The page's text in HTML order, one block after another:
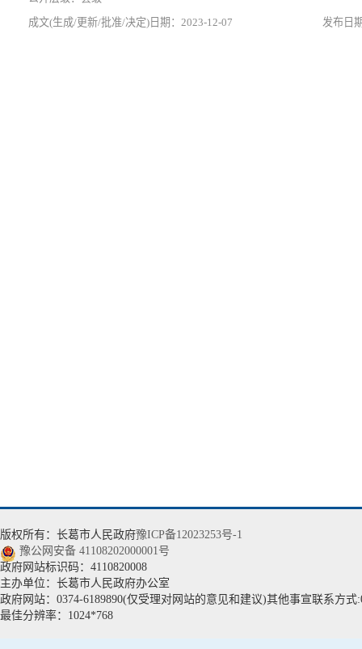
2023-12-07
版权所有：长葛市人民政府豫ICP备12023253号-1
豫公网安备 41108202000001号
政府网站标识码：4110820008
主办单位：长葛市人民政府办公室
政府网站：0374-6189890(仅受理对网站的意见和建议)其他事宣联系方式
最佳分辨率：1024*768